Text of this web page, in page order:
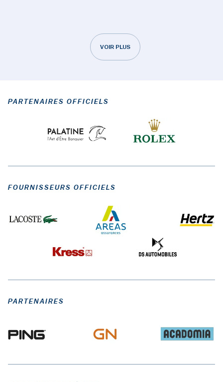
VOIR PLUS
PARTENAIRES OFFICIELS
FOURNISSEURS OFFICIELS
PARTENAIRES